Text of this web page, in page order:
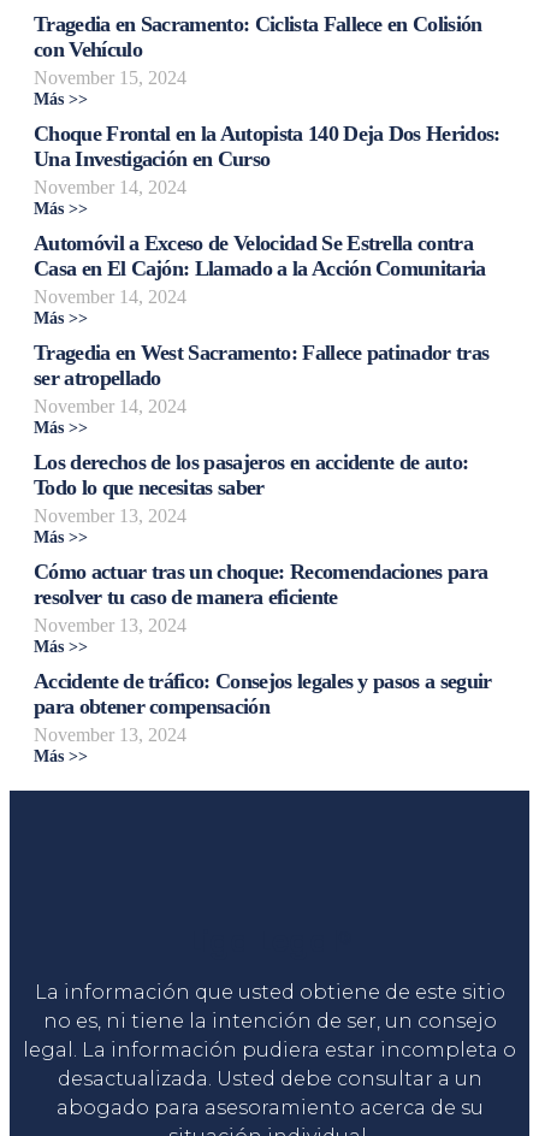
Tragedia en Sacramento: Ciclista Fallece en Colisión
con Vehículo
November 15, 2024
Más >>
Choque Frontal en la Autopista 140 Deja Dos Heridos:
Una Investigación en Curso
November 14, 2024
Más >>
Automóvil a Exceso de Velocidad Se Estrella contra
Casa en El Cajón: Llamado a la Acción Comunitaria
November 14, 2024
Más >>
Tragedia en West Sacramento: Fallece patinador tras
ser atropellado
November 14, 2024
Más >>
Los derechos de los pasajeros en accidente de auto:
Todo lo que necesitas saber
November 13, 2024
Más >>
Cómo actuar tras un choque: Recomendaciones para
resolver tu caso de manera eficiente
November 13, 2024
Más >>
Accidente de tráfico: Consejos legales y pasos a seguir
para obtener compensación
November 13, 2024
Más >>
La información que usted obtiene de este sitio
no es, ni tiene la intención de ser, un consejo
legal. La información pudiera estar incompleta o
desactualizada. Usted debe consultar a un
abogado para asesoramiento acerca de su